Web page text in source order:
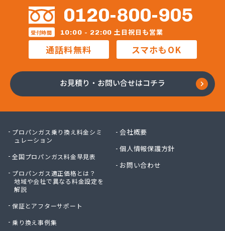
小原プロパン
小川商店
昭和電工株式会社熊本ガスセンター
松村石油ガス商会
松島プロパンガス株式会社
上竹プロパン
城南プロパンガス商会
人吉木炭株式会社
西吉美商店
西島燃料店
西部ガスエネルギー株式会社 熊本支店
川口ガス設備
早川俊春商店
村上プロパン店
0120-800-905
受付時間 10:00 - 22:00 土日祝日も営業
通話料無料 スマホもOK
お見積り・お問い合せはコチラ
プロパンガス乗り換え料金シミ
ュレーション
全国プロパンガス料金早見表
プロパンガス適正価格とは？
地域や会社で異なる料金設定を
解説
保証とアフターサポート
乗り換え事例集
会社概要
個人情報保護方針
お問い合わせ